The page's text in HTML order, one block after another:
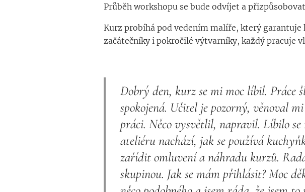
Průběh workshopu se bude odvíjet a
Kurz probíhá pod vedením malíře, který
začátečníky i pokročilé výtvarníky, každý pracuje
Dobrý den, kurz se mi moc líbil. Práce
spokojená. Učitel je pozorný, věnoval
práci. Něco vysvětlil, napravil. Líbilo
ateliéru nachází, jak se používá
zařídit omluvení a náhradu kurzů.
skupinou. Jak se mám přihlásit? Moc